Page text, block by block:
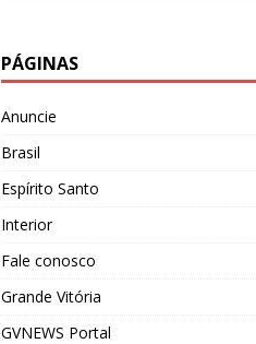
PÁGINAS
Anuncie
Brasil
Espírito Santo
Interior
Fale conosco
Grande Vitória
GVNEWS Portal